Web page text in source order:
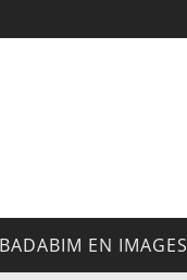
BADABIM EN IMAGES